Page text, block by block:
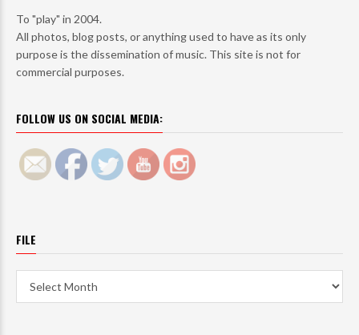
To "play" in 2004.
All photos, blog posts, or anything used to have as its only
purpose is the dissemination of music. This site is not for
commercial purposes.
FOLLOW US ON SOCIAL MEDIA:
FILE